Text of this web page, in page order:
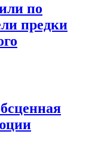
по
предки